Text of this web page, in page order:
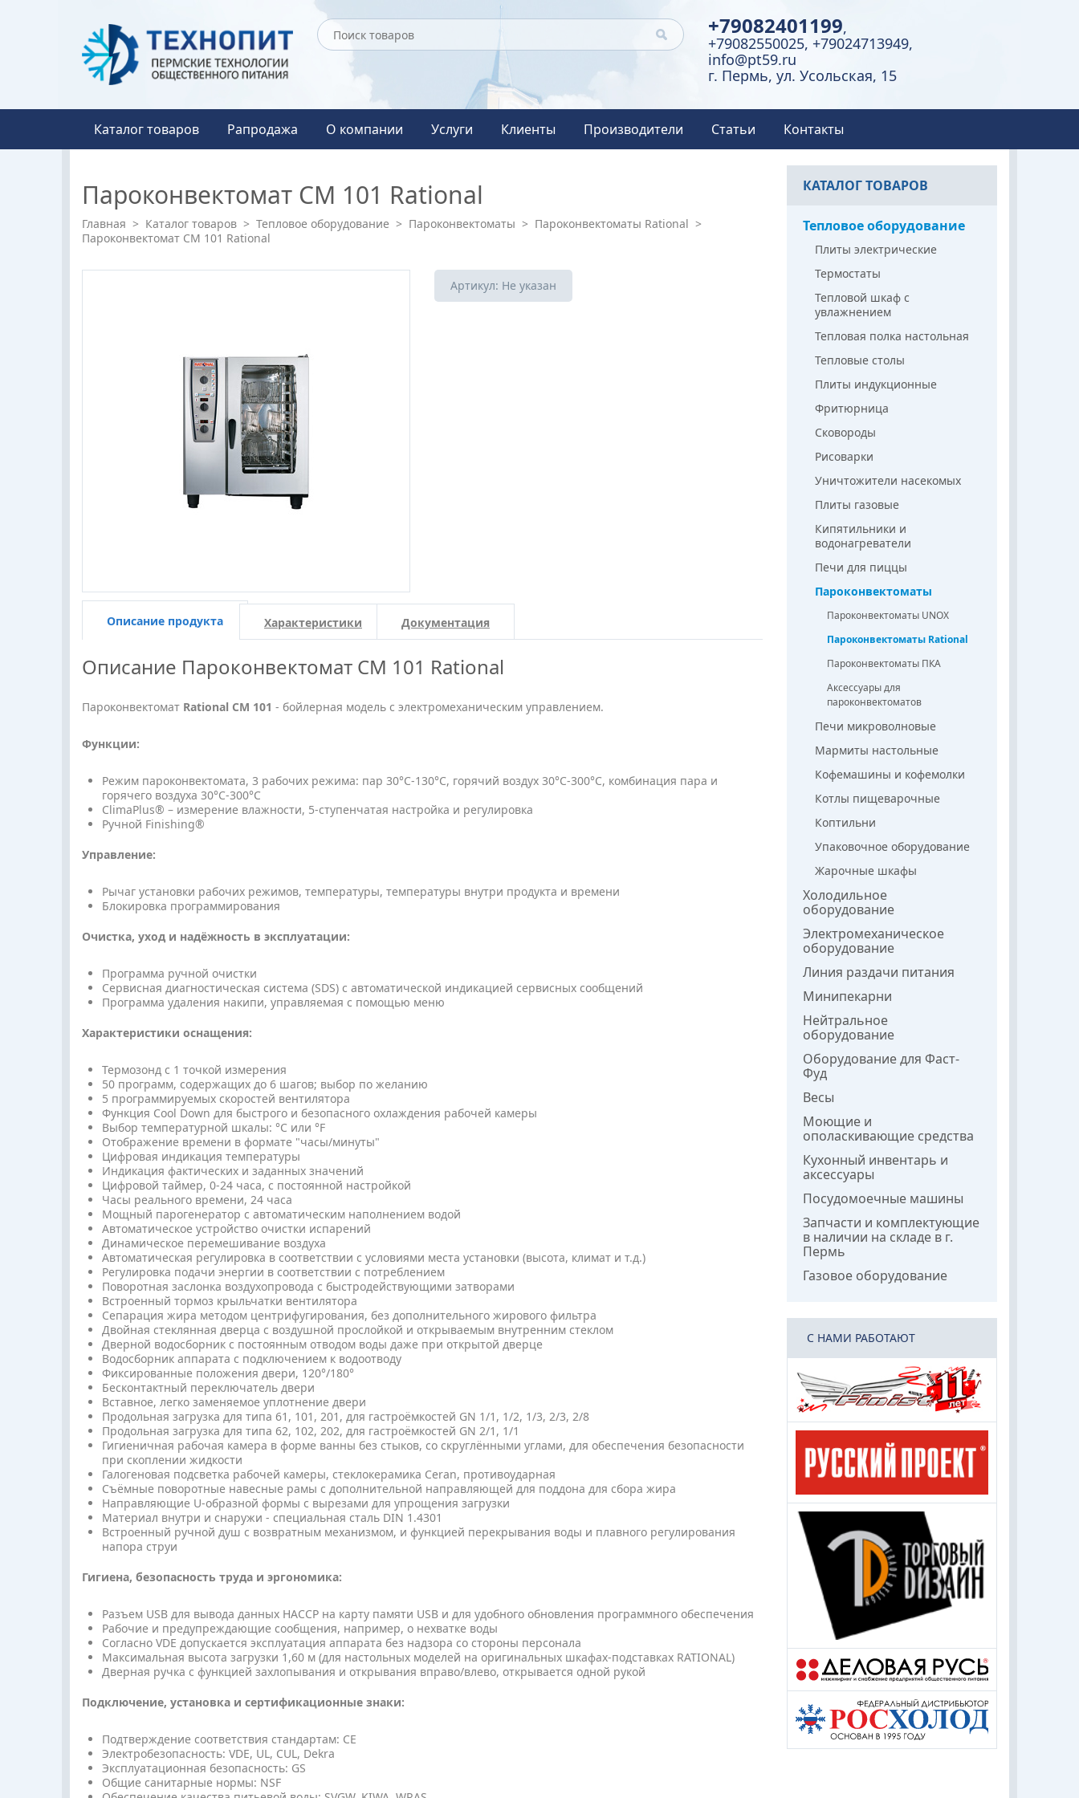
+79082401199,
+79082550025, +79024713949,
info@pt59.ru
г. Пермь, ул. Усольская, 15
Каталог товаров Рапродажа О компании Услуги Клиенты Производители Статьи Контакты
Пароконвектомат СМ 101 Rational
Главная > Каталог товаров > Тепловое оборудование > Пароконвектоматы > Пароконвектоматы Rational >
Пароконвектомат СМ 101 Rational
Артикул: Не указан
Описание продукта
Описание Пароконвектомат СМ 101 Rational
Пароконвектомат Rational CM 101 - бойлерная модель с электромеханическим управлением.
Функции:
Режим пароконвектомата, 3 рабочих режима: пар 30°C-130°C, горячий воздух 30°C-300°C, комбинация пара и
горячего воздуха 30°C-300°C
ClimaPlus® – измерение влажности, 5-ступенчатая настройка и регулировка
Ручной Finishing®
Управление:
Рычаг установки рабочих режимов, температуры, температуры внутри продукта и времени
Блокировка программирования
Очистка, уход и надёжность в эксплуатации:
Программа ручной очистки
Сервисная диагностическая система (SDS) с автоматической индикацией сервисных сообщений
Программа удаления накипи, управляемая с помощью меню
Характеристики оснащения:
Термозонд с 1 точкой измерения
50 программ, содержащих до 6 шагов; выбор по желанию
5 программируемых скоростей вентилятора
Функция Cool Down для быстрого и безопасного охлаждения рабочей камеры
Выбор температурной шкалы: °C или °F
Отображение времени в формате "часы/минуты"
Цифровая индикация температуры
Индикация фактических и заданных значений
Цифровой таймер, 0-24 часа, с постоянной настройкой
Часы реального времени, 24 часа
Мощный парогенератор с автоматическим наполнением водой
Автоматическое устройство очистки испарений
Динамическое перемешивание воздуха
Автоматическая регулировка в соответствии с условиями места установки (высота, климат и т.д.)
Регулировка подачи энергии в соответствии с потреблением
Поворотная заслонка воздухопровода с быстродействующими затворами
Встроенный тормоз крыльчатки вентилятора
Сепарация жира методом центрифугирования, без дополнительного жирового фильтра
Двойная стеклянная дверца с воздушной прослойкой и открываемым внутренним стеклом
Дверной водосборник с постоянным отводом воды даже при открытой дверце
Водосборник аппарата с подключением к водоотводу
Фиксированные положения двери, 120°/180°
Бесконтактный переключатель двери
Вставное, легко заменяемое уплотнение двери
Продольная загрузка для типа 61, 101, 201, для гастроёмкостей GN 1/1, 1/2, 1/3, 2/3, 2/8
Продольная загрузка для типа 62, 102, 202, для гастроёмкостей GN 2/1, 1/1
Гигиеничная рабочая камера в форме ванны без стыков, со скруглёнными углами, для обеспечения безопасности
при скоплении жидкости
Галогеновая подсветка рабочей камеры, стеклокерамика Ceran, противоударная
Съёмные поворотные навесные рамы с дополнительной направляющей для поддона для сбора жира
Направляющие U-образной формы с вырезами для упрощения загрузки
Материал внутри и снаружи - специальная сталь DIN 1.4301
Встроенный ручной душ с возвратным механизмом, и функцией перекрывания воды и плавного регулирования
напора струи
Гигиена, безопасность труда и эргономика:
Разъем USB для вывода данных HACCP на карту памяти USB и для удобного обновления программного обеспечения
Рабочие и предупреждающие сообщения, например, о нехватке воды
Согласно VDE допускается эксплуатация аппарата без надзора со стороны персонала
Максимальная высота загрузки 1,60 м (для настольных моделей на оригинальных шкафах-подставках RATIONAL)
Дверная ручка с функцией захлопывания и открывания вправо/влево, открывается одной рукой
Подключение, установка и сертификационные знаки:
Подтверждение соответствия стандартам: CE
Электробезопасность: VDE, UL, CUL, Dekra
Эксплуатационная безопасность: GS
Общие санитарные нормы: NSF
Характеристики Документация
КАТАЛОГ ТОВАРОВ
Тепловое оборудование
Плиты электрические
Термостаты
Тепловой шкаф с
увлажнением
Тепловая полка настольная
Тепловые столы
Плиты индукционные
Фритюрница
Сковороды
Рисоварки
Уничтожители насекомых
Плиты газовые
Кипятильники и
водонагреватели
Печи для пиццы
Пароконвектоматы
Пароконвектоматы UNOX
Пароконвектоматы Rational
Пароконвектоматы ПКА
Аксессуары для
пароконвектоматов
Печи микроволновые
Мармиты настольные
Кофемашины и кофемолки
Котлы пищеварочные
Коптильни
Упаковочное оборудование
Жарочные шкафы
Холодильное
оборудование
Электромеханическое
оборудование
Линия раздачи питания
Минипекарни
Нейтральное
оборудование
Оборудование для Фаст-
Фуд
Весы
Моющие и
ополаскивающие средства
Кухонный инвентарь и
аксессуары
Посудомоечные машины
Запчасти и комплектующие
в наличии на складе в г.
Пермь
Газовое оборудование
C НАМИ РАБОТАЮТ